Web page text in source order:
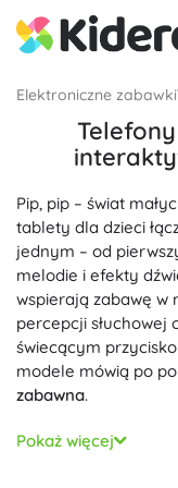
Elektroniczne zabawki
Pip, pip – świat
tablety dla dzieci
jednym – od
melodie i efekty
wspierają zabawę w
percepcji słuchowej
świecącym
modele mówią po
zabawna.
Wybierz
lub dotykowy tablet
Pokaż więcej